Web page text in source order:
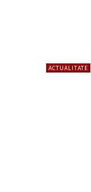
ACTUALITATE